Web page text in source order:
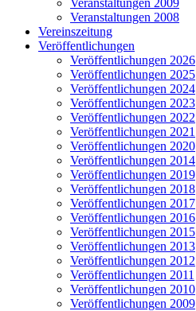
Veranstaltungen 2008
Vereinszeitung
Veröffentlichungen
Veröffentlichungen 2026
Veröffentlichungen 2025
Veröffentlichungen 2024
Veröffentlichungen 2023
Veröffentlichungen 2022
Veröffentlichungen 2021
Veröffentlichungen 2020
Veröffentlichungen 2014
Veröffentlichungen 2019
Veröffentlichungen 2018
Veröffentlichungen 2017
Veröffentlichungen 2016
Veröffentlichungen 2015
Veröffentlichungen 2013
Veröffentlichungen 2012
Veröffentlichungen 2011
Veröffentlichungen 2010
Veröffentlichungen 2009